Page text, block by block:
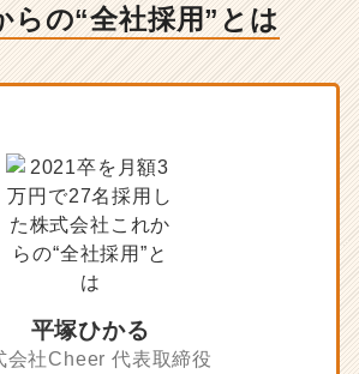
た
株
会
れ
か
ら
の“全
社
は
-
らの“全社採用”とは
平塚ひかる
会社Cheer 代表取締役